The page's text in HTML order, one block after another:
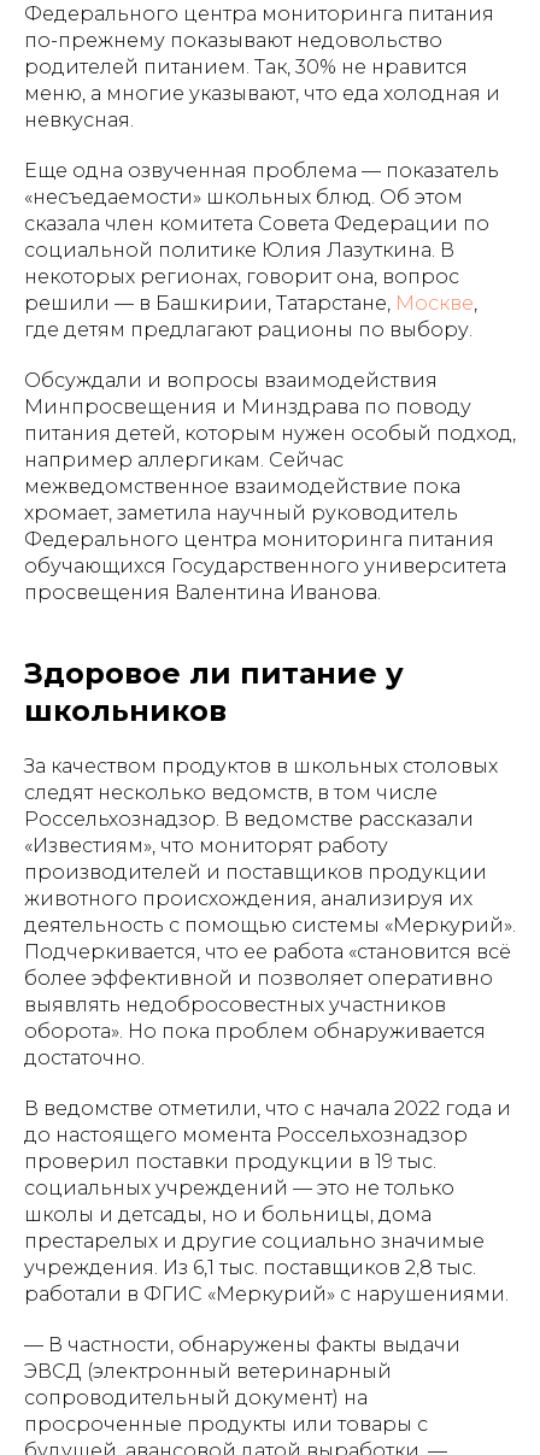
Федерального центра мониторинга питания
по-прежнему показывают недовольство
родителей питанием. Так, 30% не нравится
меню, а многие указывают, что еда холодная и
невкусная.
Еще одна озвученная проблема — показатель
«несъедаемости» школьных блюд. Об этом
сказала член комитета Совета Федерации по
социальной политике Юлия Лазуткина. В
некоторых регионах, говорит она, вопрос
решили — в Башкирии, Татарстане, Москве
где детям предлагают рационы по выбору.
Обсуждали и вопросы взаимодействия
Минпросвещения и Минздрава по поводу
питания детей, которым нужен особый подход,
например аллергикам. Сейчас
межведомственное взаимодействие пока
хромает, заметила научный руководитель
Федерального центра мониторинга питания
обучающихся Государственного университета
просвещения Валентина Иванова.
Здоровое ли питание у
школьников
За качеством продуктов в школьных столовых
следят несколько ведомств, в том числе
Россельхознадзор. В ведомстве рассказали
«Известиям», что мониторят работу
производителей и поставщиков продукции
животного происхождения, анализируя их
деятельность с помощью системы «Меркурий».
Подчеркивается, что ее работа «становится всё
более эффективной и позволяет оперативно
выявлять недобросовестных участников
оборота». Но пока проблем обнаруживается
достаточно.
В ведомстве отметили, что с начала 2022 года и
до настоящего момента Россельхознадзор
проверил поставки продукции в 19 тыс.
социальных учреждений — это не только
школы и детсады, но и больницы, дома
престарелых и другие социально значимые
учреждения. Из 6,1 тыс. поставщиков 2,8 тыс.
работали в ФГИС «Меркурий» с нарушениями.
— В частности, обнаружены факты выдачи
ЭВСД (электронный ветеринарный
сопроводительный документ) на
просроченные продукты или товары с
будущей, авансовой датой выработки, —